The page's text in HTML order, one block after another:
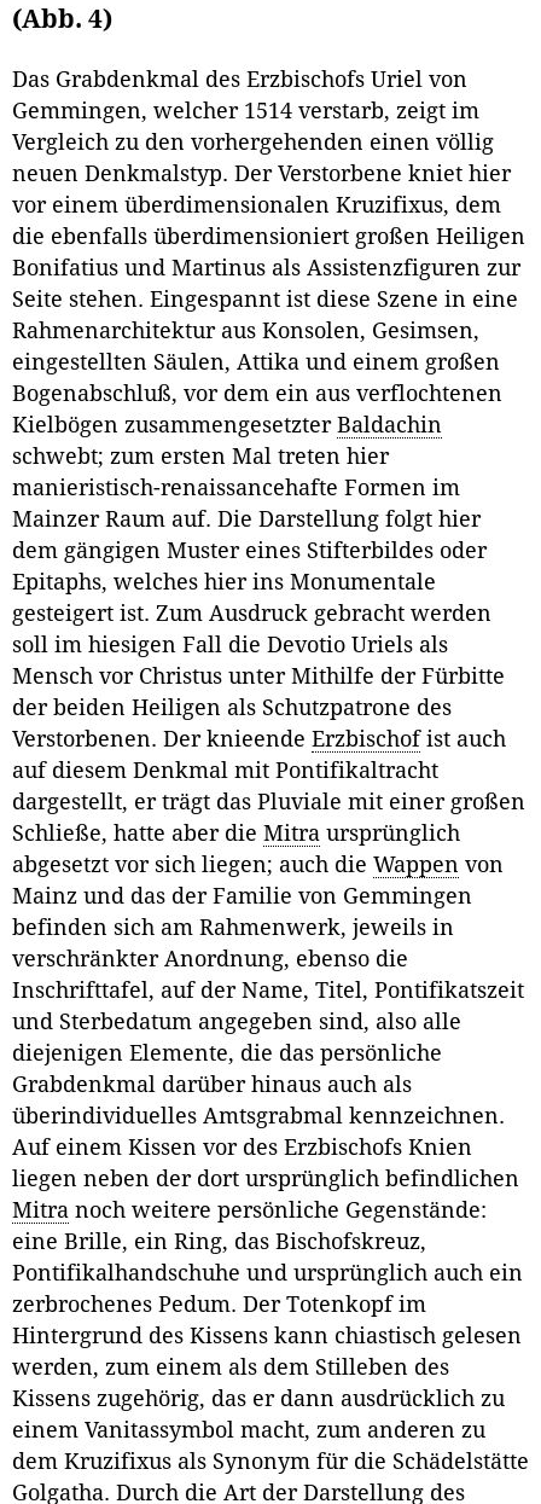
(Abb. 4)
Das Grabdenkmal des Erzbischofs Uriel von
Gemmingen, welcher 1514 verstarb, zeigt im
Vergleich zu den vorhergehenden einen völlig
neuen Denkmalstyp. Der Verstorbene kniet hier
vor einem überdimensionalen Kruzifixus, dem
die ebenfalls überdimensioniert großen Heiligen
Bonifatius und Martinus als Assistenzfiguren zur
Seite stehen. Eingespannt ist diese Szene in eine
Rahmenarchitektur aus Konsolen, Gesimsen,
eingestellten Säulen, Attika und einem großen
Bogenabschluß, vor dem ein aus verflochtenen
Kielbögen zusammengesetzter Baldachin
schwebt; zum ersten Mal treten hier
manieristisch-renaissancehafte Formen im
Mainzer Raum auf. Die Darstellung folgt hier
dem gängigen Muster eines Stifterbildes oder
Epitaphs, welches hier ins Monumentale
gesteigert ist. Zum Ausdruck gebracht werden
soll im hiesigen Fall die Devotio Uriels als
Mensch vor Christus unter Mithilfe der Fürbitte
der beiden Heiligen als Schutzpatrone des
Verstorbenen. Der knieende Erzbischofist auch
auf diesem Denkmal mit Pontifikaltracht
dargestellt, er trägt das Pluviale mit einer großen
Schließe, hatte aber die Mitra ursprünglich
abgesetzt vor sich liegen; auch die Wappen von
Mainz und das der Familie von Gemmingen
befinden sich am Rahmenwerk, jeweils in
verschränkter Anordnung, ebenso die
Inschrifttafel, auf der Name, Titel, Pontifikatszeit
und Sterbedatum angegeben sind, also alle
diejenigen Elemente, die das persönliche
Grabdenkmal darüber hinaus auch als
überindividuelles Amtsgrabmal kennzeichnen.
Auf einem Kissen vor des Erzbischofs Knien
liegen neben der dort ursprünglich befindlichen
Mitra noch weitere persönliche Gegenstände:
eine Brille, ein Ring, das Bischofskreuz,
Pontifikalhandschuhe und ursprünglich auch ein
zerbrochenes Pedum. Der Totenkopf im
Hintergrund des Kissens kann chiastisch gelesen
werden, zum einem als dem Stilleben des
Kissens zugehörig, das er dann ausdrücklich zu
einem Vanitassymbol macht, zum anderen zu
dem Kruzifixus als Synonym für die Schädelstätte
Golgatha. Durch die Art der Darstellung des